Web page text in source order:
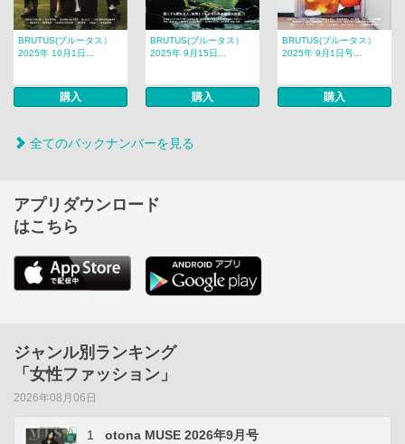
BRUTUS(ブルータス）
2025年 10月1日...
購入
BRUTUS(ブルータス）
2025年 9月15日...
購入
BRUTUS(ブルータス）
2025年 9月1日号...
購入
全てのバックナンバーを見る
アプリダウンロード
はこちら
ジャンル別ランキング
「女性ファッション」
2026年08月06日
1 otona MUSE 2026年9月号